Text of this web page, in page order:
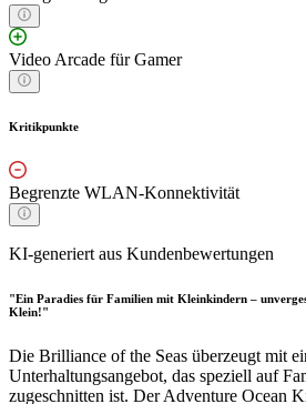
Video Arcade für Gamer
Kritikpunkte
Begrenzte WLAN-Konnektivität
KI-generiert aus Kundenbewertungen
"Ein Paradies für Familien mit Kleinkindern –
Klein!"
Die Brilliance of the Seas überzeugt mit
Unterhaltungsangebot, das speziell auf
zugeschnitten ist. Der Adventure Ocean